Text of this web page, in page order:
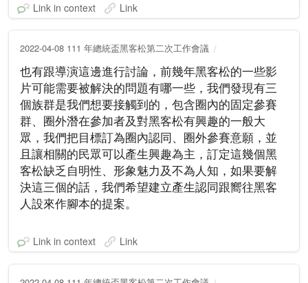
Link in context Link
2022-04-08 111 年總統盃黑客松第二次工作會議
也有跟導演這邊進行討論，前幾年黑客松的一些影
片可能需要被解決的問題有哪一些，我們發現有三
個族群是我們想要接觸到的，包含圈內的固定參賽
群、圈外潛在參加者及對黑客松有興趣的一般大
眾，我們把目標訂為圈內認同、圈外參賽意願，並
且讓相關的民眾可以產生興趣為主，訂定這幾個黑
客松缺乏自明性、形象魅力及不為人知，如果要解
決這三個的話，我們希望建立產生認同跟嚮往黑客
人設來作腳本的提案。
Link in context Link